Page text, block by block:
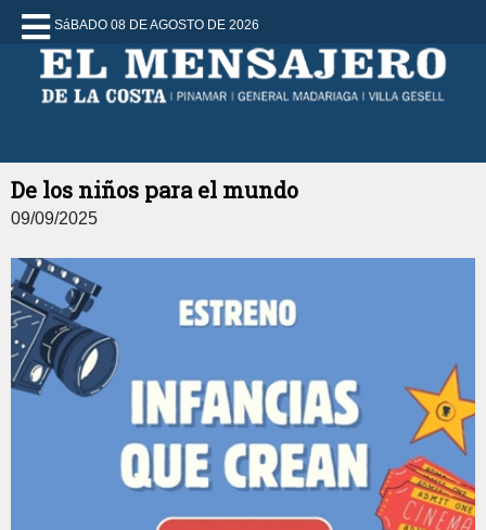
SáBADO 08 DE AGOSTO DE 2026
De los niños para el mundo
09/09/2025